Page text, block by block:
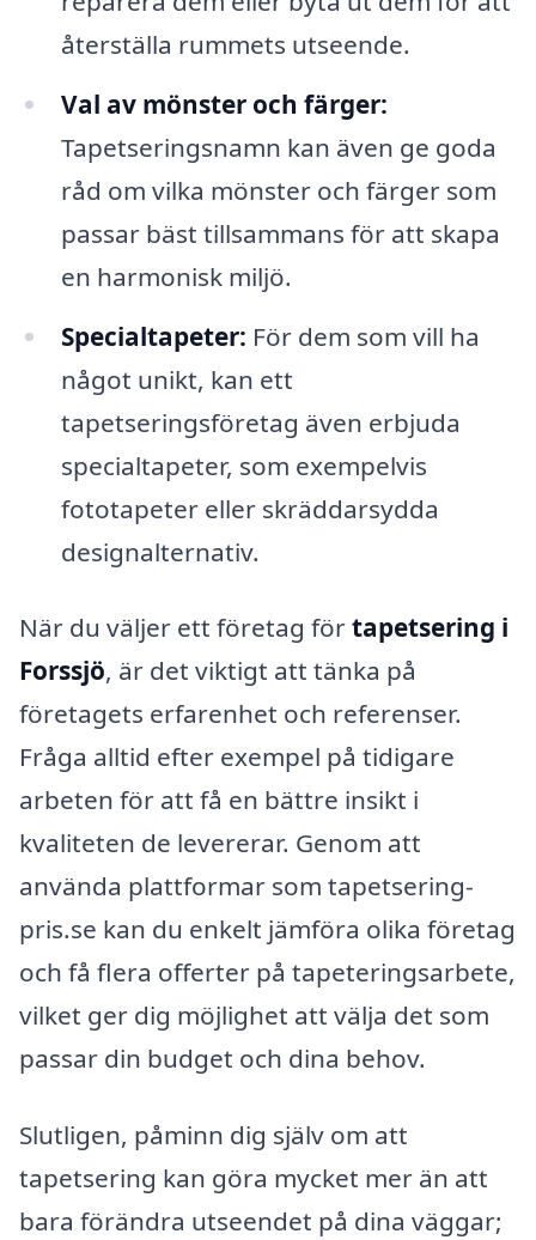
återställa rummets utseende.
Val av mönster och färger:
Tapetseringsnamn kan även ge goda
råd om vilka mönster och färger som
passar bäst tillsammans för att skapa
en harmonisk miljö.
Specialtapeter: För dem som vill ha
något unikt, kan ett
tapetseringsföretag även erbjuda
specialtapeter, som exempelvis
fototapeter eller skräddarsydda
designalternativ.
När du väljer ett företag förtapetsering i
Forssjö, är det viktigt att tänka på
företagets erfarenhet och referenser.
Fråga alltid efter exempel på tidigare
arbeten för att få en bättre insikt i
kvaliteten de levererar. Genom att
använda plattformar som tapetsering-
pris.se kan du enkelt jämföra olika företag
och få flera offerter på tapeteringsarbete,
vilket ger dig möjlighet att välja det som
passar din budget och dina behov.
Slutligen, påminn dig själv om att
tapetsering kan göra mycket mer än att
bara förändra utseendet på dina väggar;